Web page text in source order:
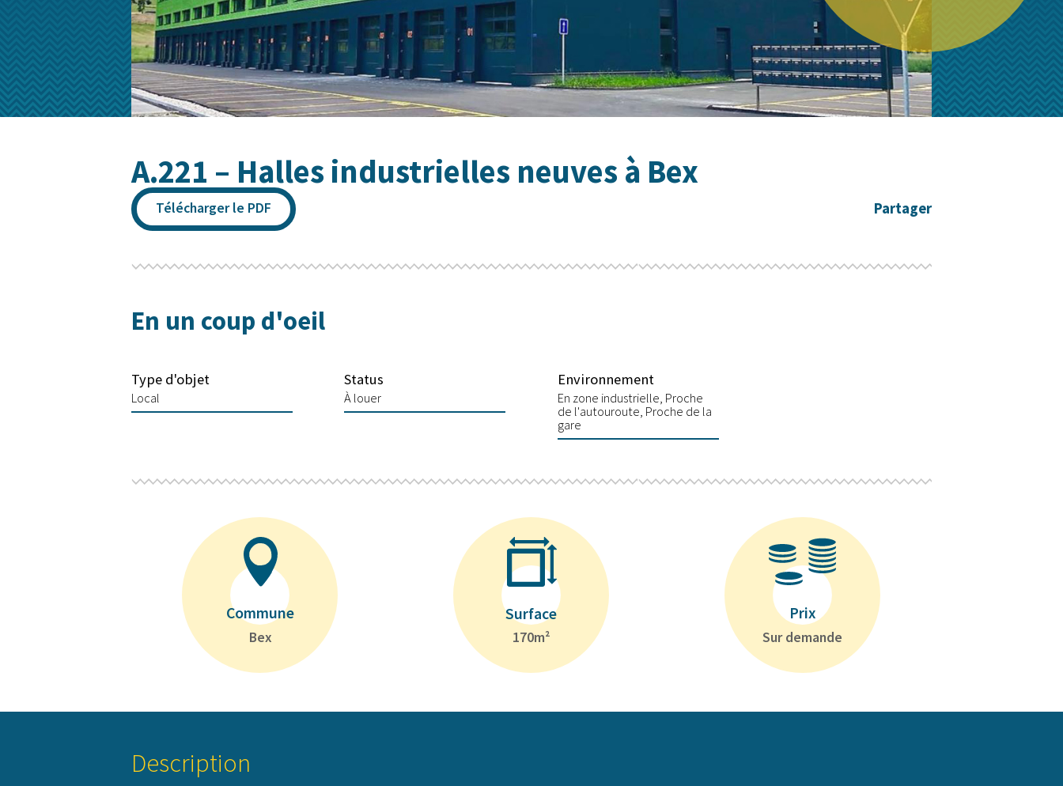
A.221 – Halles industrielles neuves à Bex
Télécharger le PDF Partager
En un coup d'oeil
Type d'objet
Local
Status
À louer
Environnement
En zone industrielle Proche
de l'autouroute Proche de la
gare
Commune
Bex
Surface
170m²
Prix
Sur demande
Description